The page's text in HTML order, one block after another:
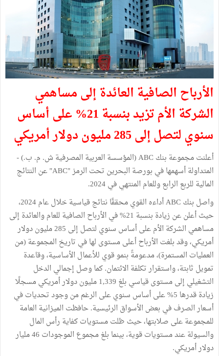
الأرباح الصافية العائدة إلى مساهمي
الشركة الأم تزيد بنسبة 21% على أساس
سنوي لتصل إلى 285 مليون دولار أمريكي
أعلنت مجموعة بنك ABC (المؤسسة العربية المصرفية ش. م. ب.) -
المتداولة أسهمها في بورصة البحرين تحت الرمز "ABC" عن النتائج
المالية للربع الرابع وللعام المنتهي في 2024.
واصل بنك ABC أداءه القوي محققًا نتائج قياسية خلال عام 2024،
حيث أعلن عن زيادة بنسبة 21% في الأرباح الصافية للعام والعائدة إلى
مساهمي الشركة الأم على أساس سنوي لتصل إلى 285 مليون دولار
أمريكي، وقد بلغت الأرباح أعلى مستوى لها في تاريخ المجموعة (من
العمليات المستمرة)، مدعومةً بنمو قوي للأعمال الأساسية، وقاعدة
تمويل ثابتة، واستقرار تكلفة الائتمان. كما وصل إجمالي الدخل
التشغيلي إلى مستوى قياسي بلغ 1,339 مليون دولار أمريكي مسجلًا
زيادة قدرها 5% على أساس سنوي على الرغم من وجود تحديات في
أسعار الصرف في بعض الأسواق الرئيسية. حافظت الميزانية العامة
للمجموعة على صلابتها، حيث ظلت مستويات كفاية رأس المال
والسيولة عند مستويات قوية، بينما بلغ مجموع الموجودات 46 مليار
دولار أمريكي.